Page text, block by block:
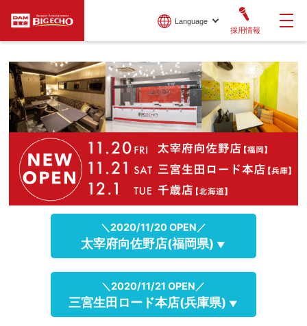
Language
採用情報
＼2020/11/20 OPEN／
太宰府向佐野店(福岡県) ▼
＼2020/11/21 OPEN／
三宮生田ロード本店(兵庫県) ▼